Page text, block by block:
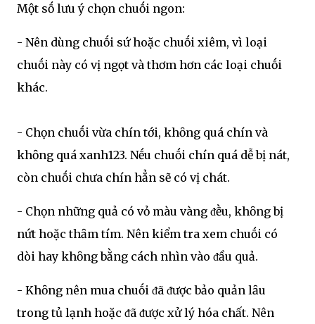
Một sṓ lưu ý chọn chuṓi ngon:
- Nên dùng chuṓi sứ hoặc chuṓi xiêm, vì loại
chuṓi này có vị ngọt và thơm hơn các loại chuṓi
khác.
- Chọn chuṓi vừa chín tới, khȏng quá chín và
khȏng quá xanh123. Nḗu chuṓi chín quá dễ bị nát,
còn chuṓi chưa chín hẳn sẽ có vị chát.
- Chọn những quả có vỏ màu vàng ᵭḕu, khȏng bị
nứt hoặc thȃm tím. Nên kiểm tra xem chuṓi có
dòi hay khȏng bằng cách nhìn vào ᵭầu quả.
- Khȏng nên mua chuṓi ᵭã ᵭược bảo quản lȃu
trong tủ lạnh hoặc ᵭã ᵭược xử lý hóa chất. Nên